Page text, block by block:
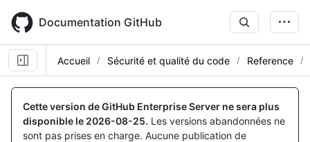
main
content
Documentation GitHub
Accueil Sécurité et qualité du code Reference
Cette version de GitHub Enterprise Server ne sera plus
disponible le 2026-08-25. Les versions abandonnées ne
sont pas prises en charge. Aucune publication de